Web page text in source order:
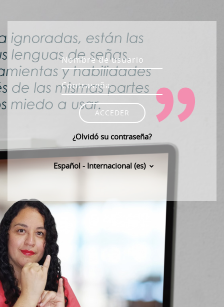
Nombre de usuario
Contraseña
ACCEDER
¿Olvidó su contraseña?
Español - Internacional ‎(es)‎